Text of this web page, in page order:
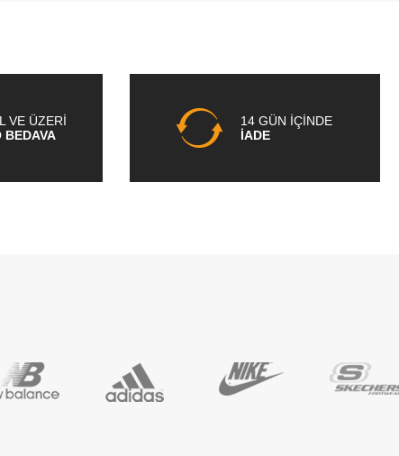
VE ÜZERİ
BEDAVA
14 GÜN İÇİNDE
İADE